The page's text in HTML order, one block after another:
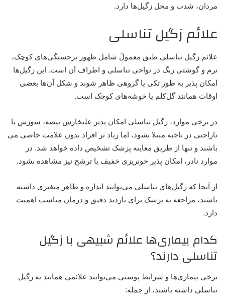
مردان، شدت و محل زگیل‌ها دارد.
علائم زگیل تناسلی
علائم زگیل تناسلی طبق معمولً شامل ظهور برجستگی‌های کوچک،
نرم و گوشتی رنگ در نواحی تناسلی و اطراف آن است. این زگیل‌ها
امکان پذیر به طور تکی یا گروهی ظاهر شوند و شکل آن‌ها بعضی
اوقات همانند گل‌کلم یا خوشه‌های کوچک است.
در برخی موارد، زگیل تناسلی امکان پذیر علتخارش بیضه، سوزش یا
ناراحتی در ناحیه مبتلا بشود، اما زیاد تر افراد بدون علامت خاصی می
باشند و تنها از طریق معاینه پزشک تشخیص داده خواهد شد. در
موارد نادر، امکان پذیر خونریزی خفیف یا ترشح نیز مشاهده بشود.
از آنجا که زگیل‌های تناسلی می‌توانند اندازه و ظاهر متغیری داشته
باشند، مراجعه به پزشک برای بازدید دقیق و درمان مناسب اهمیت
دارد.
کدام بیماری‌ها علائم شبیهی با زگیل
تناسلی دارند؟
برخی بیماری‌ها و شرایط پوستی می‌توانند علائمی همانند به زگیل
تناسلی داشته باشند، از جمله: